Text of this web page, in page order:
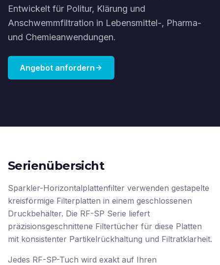
Entwickelt für Politur, Klärung und
Anschwemmfiltration in Lebensmittel-, Pharma-
und Chemieanwendungen.
Angebot anfordern
Serienübersicht
Sparkler-Horizontalplattenfilter verwenden gestapelte
kreisförmige Filterplatten in einem geschlossenen
Druckbehälter. Die RF-SP Serie liefert
präzisionsgeschnittene Filtertücher für diese Platten
mit konsistenter Partikelrückhaltung und Filtratklarheit.
Jedes RF-SP-Tuch wird exakt auf Ihren